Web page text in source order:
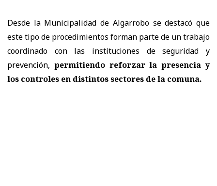
Desde la Municipalidad de Algarrobo se destacó que
este tipo de procedimientos forman parte de un trabajo
coordinado con las instituciones de seguridad y
prevención, permitiendo reforzar la presencia y
los controles en distintos sectores de la comuna.